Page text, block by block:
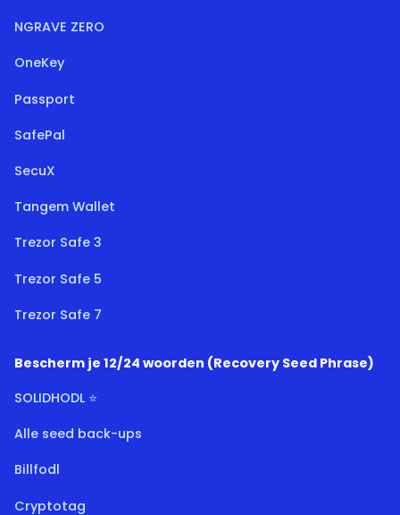
NGRAVE ZERO
OneKey
Passport
SafePal
SecuX
Tangem Wallet
Trezor Safe 3
Trezor Safe 5
Trezor Safe 7
Bescherm je 12/24 woorden (Recovery Seed Phrase)
SOLIDHODL ⭐
Alle seed back-ups
Billfodl
Cryptotag